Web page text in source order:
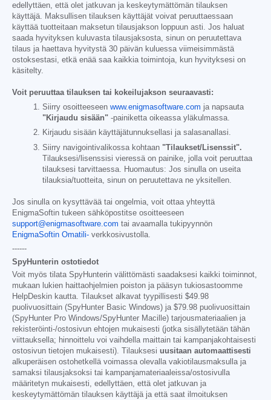
edellyttäen, että olet jatkuvan ja keskeytymättömän tilauksen
käyttäjä. Maksullisen tilauksen käyttäjät voivat peruuttaessaan
käyttää tuotteitaan maksetun tilausjakson loppuun asti. Jos haluat
saada hyvityksen kuluvasta tilausjaksosta, sinun on peruutettava
tilaus ja haettava hyvitystä 30 päivän kuluessa viimeisimmästä
ostoksestasi, etkä enää saa kaikkia toimintoja, kun hyvityksesi on
käsitelty.
Voit peruuttaa tilauksen tai kokeilujakson seuraavasti:
Siirry osoitteeseen www.enigmasoftware.com ja napsauta
"Kirjaudu sisään" -painiketta oikeassa yläkulmassa.
Kirjaudu sisään käyttäjätunnuksellasi ja salasanallasi.
Siirry navigointivalikossa kohtaan "Tilaukset/Lisenssit".
Tilauksesi/lisenssisi vieressä on painike, jolla voit peruuttaa
tilauksesi tarvittaessa. Huomautus: Jos sinulla on useita
tilauksia/tuotteita, sinun on peruutettava ne yksitellen.
Jos sinulla on kysyttävää tai ongelmia, voit ottaa yhteyttä
EnigmaSoftin tukeen sähköpostitse osoitteeseen
support@enigmasoftware.com tai avaamalla tukipyynnön
EnigmaSoftin Omatili- verkkosivustolla.
------
SpyHunterin ostotiedot
Voit myös tilata SpyHunterin välittömästi saadaksesi kaikki toiminnot,
mukaan lukien haittaohjelmien poiston ja pääsyn tukiosastoomme
HelpDeskin kautta. Tilaukset alkavat tyypillisesti $49.98
puolivuosittain (SpyHunter Basic Windows) ja $79.98 puolivuosittain
(SpyHunter Pro Windows/SpyHunter Macille) tarjousmateriaalien ja
rekisteröinti-/ostosivun ehtojen mukaisesti (jotka sisällytetään tähän
viittauksella; hinnoittelu voi vaihdella maittain tai kampanjakohtaisesti
ostosivun tietojen mukaisesti). Tilauksesi uusitaan automaattisesti
alkuperäisen ostohetkellä voimassa olevalla vakiotilausmaksulla ja
samaksi tilausjaksoksi tai kampanjamateriaaleissa/ostosivulla
määritetyn mukaisesti, edellyttäen, että olet jatkuvan ja
keskeytymättömän tilauksen käyttäjä ja että saat ilmoituksen